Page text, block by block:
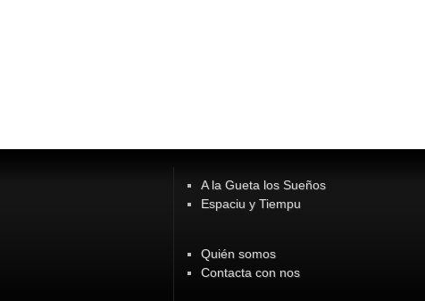
A la Gueta los Sueños
Espaciu y Tiempu
Quién somos
Contacta con nos